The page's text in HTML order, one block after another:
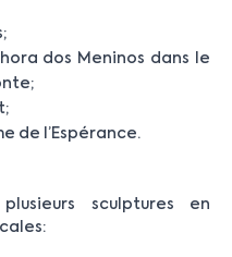
dos Meninos dans le
de l’Espérance.
sculptures en